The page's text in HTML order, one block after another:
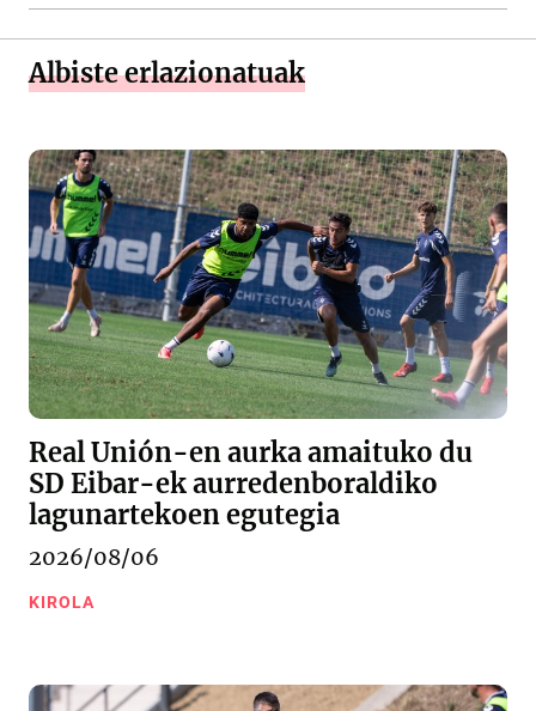
Albiste erlazionatuak
Real Unión-en aurka amaituko du
SD Eibar-ek aurredenboraldiko
lagunartekoen egutegia
2026/08/06
KIROLA